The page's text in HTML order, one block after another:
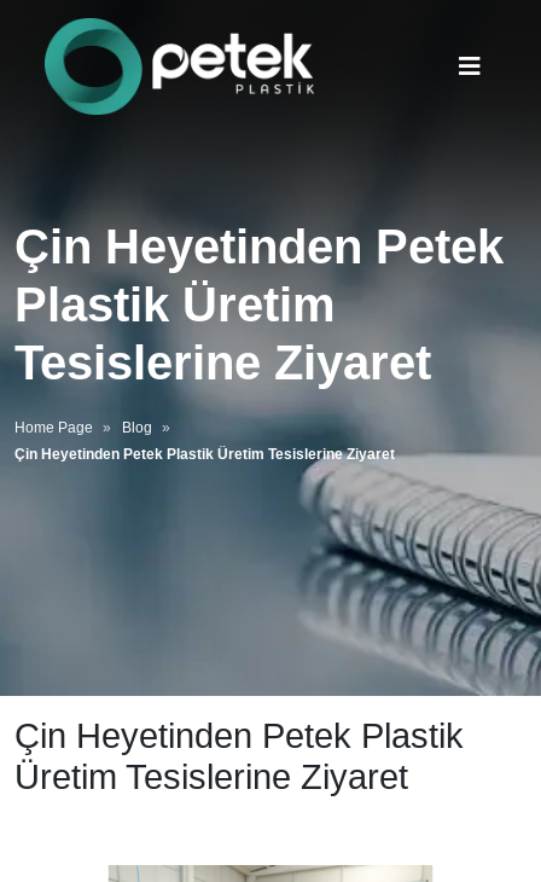
Çin Heyetinden Petek
Plastik Üretim
Tesislerine Ziyaret
Home Page
Blog
Çin Heyetinden Petek Plastik Üretim Tesislerine Ziyaret
Çin Heyetinden Petek Plastik
Üretim Tesislerine Ziyaret